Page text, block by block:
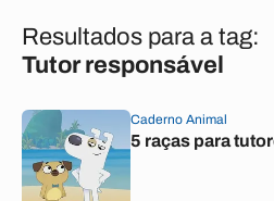
Resultados para a tag:
Tutor responsável
Caderno Animal
5 raças para